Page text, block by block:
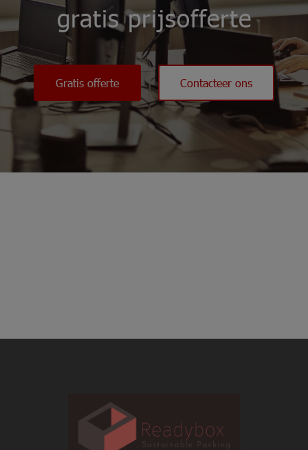
gratis prijsofferte
Gratis offerte Contacteer ons